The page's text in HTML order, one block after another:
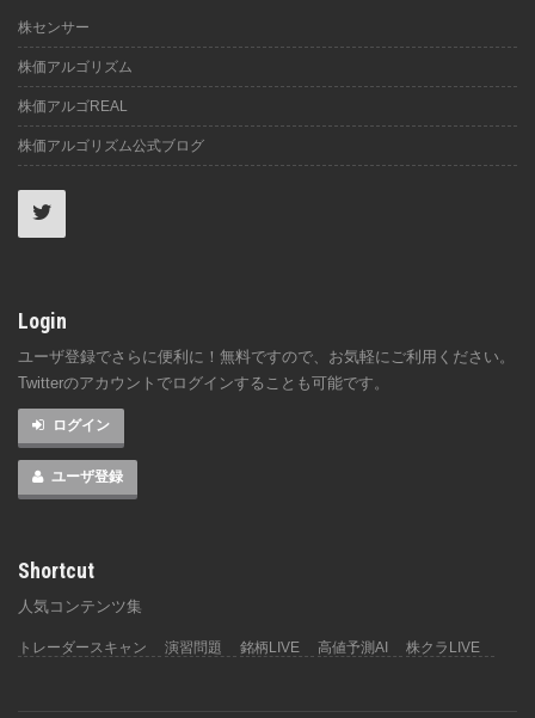
株センサー
株価アルゴリズム
株価アルゴREAL
株価アルゴリズム公式ブログ
Login
ユーザ登録でさらに便利に！無料ですので、お気軽にご利用ください。
Twitterのアカウントでログインすることも可能です。
ログイン
ユーザ登録
Shortcut
人気コンテンツ集
トレーダースキャン 演習問題 銘柄LIVE 高値予測AI 株クラLIVE